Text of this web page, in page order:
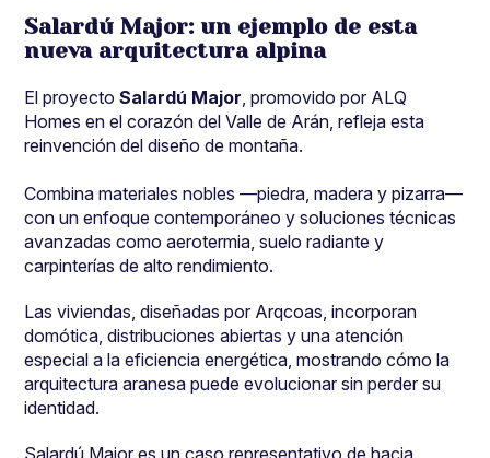
Salardú Major: un ejemplo de esta
nueva arquitectura alpina
El proyectoSalardú Major , promovido por ALQ
Homes en el corazón del Valle de Arán, refleja esta
reinvención del diseño de montaña.
Combina materiales nobles —piedra, madera y pizarra—
con un enfoque contemporáneo y soluciones técnicas
avanzadas como aerotermia, suelo radiante y
carpinterías de alto rendimiento.
Las viviendas, diseñadas por Arqcoas, incorporan
domótica, distribuciones abiertas y una atención
especial a la eficiencia energética, mostrando cómo la
arquitectura aranesa puede evolucionar sin perder su
identidad.
Salardú Major es un caso representativo de hacia